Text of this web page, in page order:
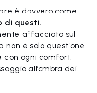
è davvero come
di questi.
affacciato sul
non è solo questione
con ogni comfort,
all’ombra dei